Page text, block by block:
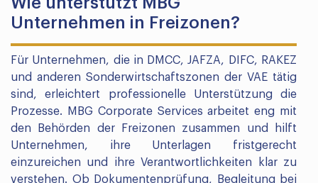
Unternehmen in Freizonen?
Für Unternehmen, die in DMCC, JAFZA, DIFC, RAKEZ
und anderen Sonderwirtschaftszonen der VAE tätig
sind, erleichtert professionelle Unterstützung die
Prozesse. MBG Corporate Services arbeitet eng mit
den Behörden der Freizonen zusammen und hilft
Unternehmen, ihre Unterlagen fristgerecht
einzureichen und ihre Verantwortlichkeiten klar zu
verstehen. Ob Dokumentenprüfung, Begleitung bei